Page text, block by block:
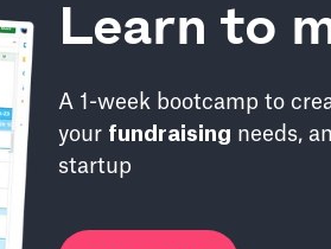
Learn to
A 1-week bootcamp to
your fundraising needs,
startup